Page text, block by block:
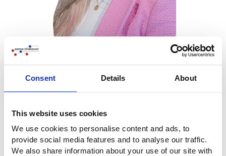
Consent Details About
This website uses cookies
We use cookies to personalise content and ads, to
provide social media features and to analyse our traffic.
We also share information about your use of our site with
オフィス・マネージャー
電子メール